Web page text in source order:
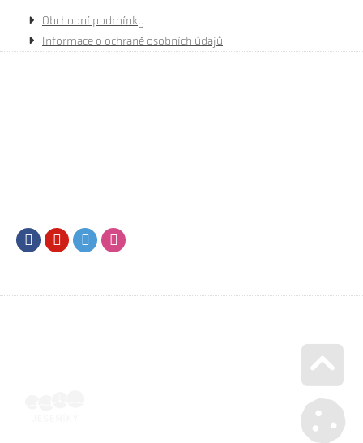
Obchodní podmínky
Informace o ochraně osobních údajů
FacebookYoutubeTwitter
Go